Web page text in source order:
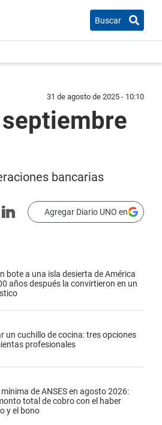
Buscar
31 de agosto de 2025 - 10:10
bancarias
Agregar Diario UNO en
bote a una isla desierta de América
años después la convirtieron en un
un cuchillo de cocina: tres opciones
profesionales
de ANSES en agosto 2026:
total de cobro con el haber
y el bono